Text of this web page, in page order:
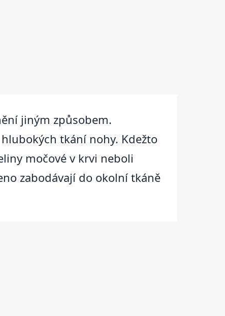
jiným způsobem.
tkání nohy. Kdežto
močové v krvi neboli
zabodávají do okolní tkáně